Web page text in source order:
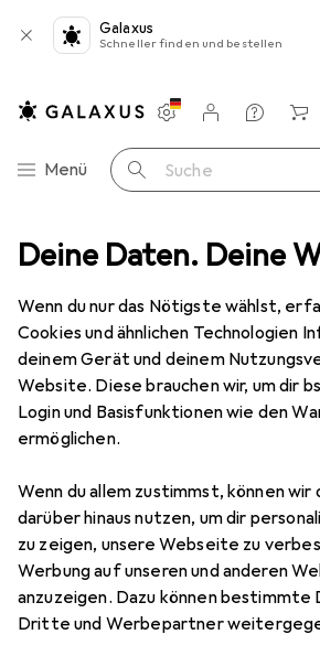
Deine Daten. Deine
Wenn du nur das Nötigste wählst,
Cookies und ähnlichen Technologien
deinem Gerät und deinem
Website. Diese brauchen wir, um dir
Login und Basisfunktionen wie den
ermöglichen.
Wenn du allem zustimmst, können
darüber hinaus nutzen, um dir
zu zeigen, unsere Webseite zu
Werbung auf unseren und anderen
anzuzeigen. Dazu können bestimmte
Dritte und Werbepartner
Galaxus
Schneller finden und bestellen
Navigation nach Kategorien
Menü Suche
Einstellungen
Kundenkonto
Vergleichslisten
Merklisten
Warenkorb
Figuren + Puppen Plüschtier Trudi
4 Bilder
TrudiKatze in Tasche
Preis in EUR inkl. MwSt.
EUR
37,18
Bewertungen Marke
Mehr